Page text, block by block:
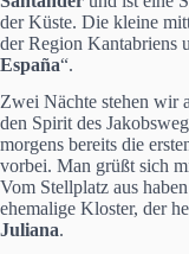
der Küste. Die kleine
der Region Kantabriens
España“.
Zwei Nächte stehen wir
den Spirit des
morgens bereits die
vorbei. Man grüßt sich
Vom Stellplatz aus
ehemalige Kloster, der
Juliana.